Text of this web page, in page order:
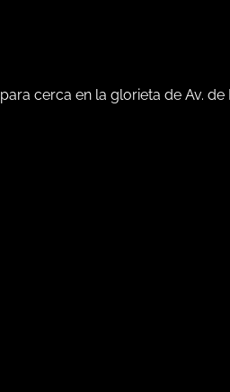
para cerca en la glorieta de Av. de